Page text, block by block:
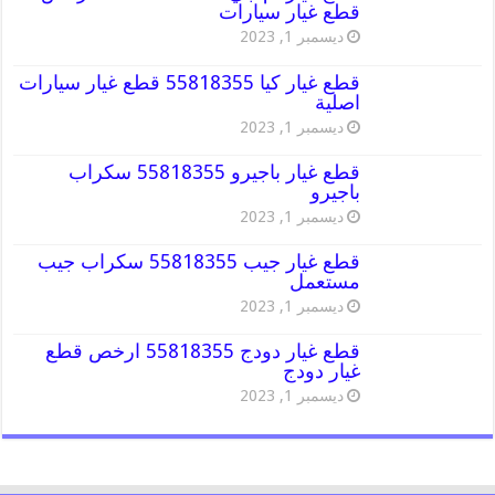
قطع غيار سيارات
ديسمبر 1, 2023
قطع غيار كيا 55818355 قطع غيار سيارات
اصلية
ديسمبر 1, 2023
قطع غيار باجيرو 55818355 سكراب
باجيرو
ديسمبر 1, 2023
قطع غيار جيب 55818355 سكراب جيب
مستعمل
ديسمبر 1, 2023
قطع غيار دودج 55818355 ارخص قطع
غيار دودج
ديسمبر 1, 2023